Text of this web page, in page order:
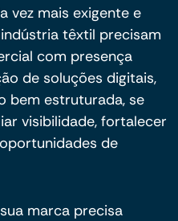
vez mais exigente e
têxtil precisam
com presença
de soluções digitais,
bem estruturada, se
visibilidade, fortalecer
de
marca precisa